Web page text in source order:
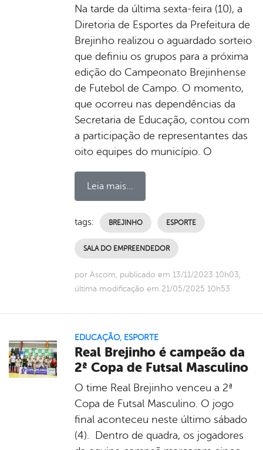
Na tarde da última sexta-feira (10), a
Diretoria de Esportes da Prefeitura de
Brejinho realizou o aguardado sorteio
que definiu os grupos para a próxima
edição do Campeonato Brejinhense
de Futebol de Campo. O momento,
que ocorreu nas dependências da
Secretaria de Educação, contou com
a participação de representantes das
oito equipes do município. O
Leia mais...
tags: BREJINHO ESPORTE
SALA DO EMPREENDEDOR
por Ascom, publicado em 13/11/2023 10h03,
última modificação em 21/05/2025 10h53
EDUCAÇÃO, ESPORTE
Real Brejinho é campeão da
2ª Copa de Futsal Masculino
O time Real Brejinho venceu a 2ª
Copa de Futsal Masculino. O jogo
final aconteceu neste último sábado
(4). Dentro de quadra, os jogadores